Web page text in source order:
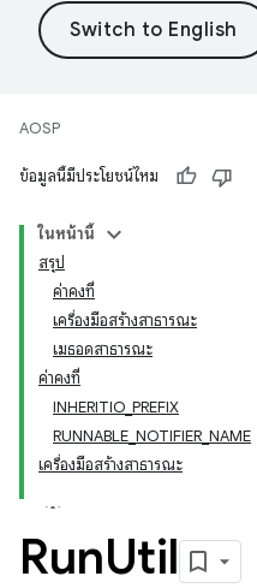
AOSP
ข้อมูลนี้มีประโยชน์ไหม
ในหน้านี้
สรุป
ค่าคงที่
เครื่องมือสร้างสาธารณะ
เมธอดสาธารณะ
ค่าคงที่
INHERITIO_PREFIX
RUNNABLE_NOTIFIER_NAME
เครื่องมือสร้างสาธารณะ
RunUtil